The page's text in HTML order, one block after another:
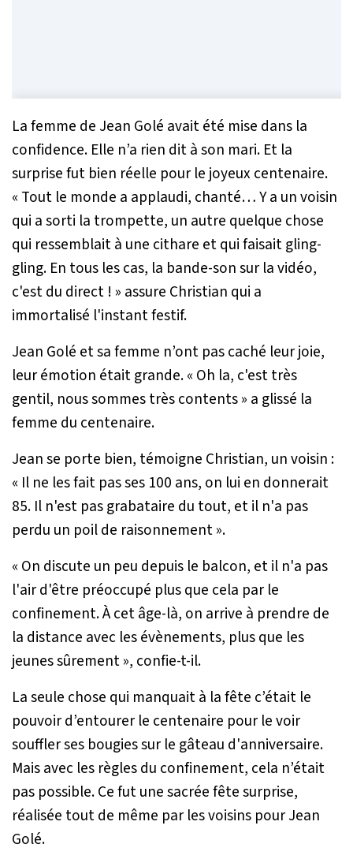
La femme de Jean Golé avait été mise dans la
confidence. Elle n’a rien dit à son mari. Et la
surprise fut bien réelle pour le joyeux centenaire.
« Tout le monde a applaudi, chanté… Y a un voisin
qui a sorti la trompette, un autre quelque chose
qui ressemblait à une cithare et qui faisait gling-
gling. En tous les cas, la bande-son sur la vidéo,
c'est du direct ! » assure Christian qui a
immortalisé l'instant festif.
Jean Golé et sa femme n’ont pas caché leur joie,
leur émotion était grande. « Oh la, c'est très
gentil, nous sommes très contents» a glissé la
femme du centenaire.
Jean se porte bien, témoigne Christian, un voisin :
« Il ne les fait pas ses 100 ans, on lui en donnerait
85. Il n'est pas grabataire du tout, et il n'a pas
perdu un poil de raisonnement».
« On discute un peu depuis le balcon, et il n'a pas
l'air d'être préoccupé plus que cela par le
confinement. À cet âge-là, on arrive à prendre de
la distance avec les évènements, plus que les
jeunes sûrement», confie-t-il.
La seule chose qui manquait à la fête c’était le
pouvoir d’entourer le centenaire pour le voir
souffler ses bougies sur le gâteau d'anniversaire.
Mais avec les règles du confinement, cela n’était
pas possible. Ce fut une sacrée fête surprise,
réalisée tout de même par les voisins pour Jean
Golé.